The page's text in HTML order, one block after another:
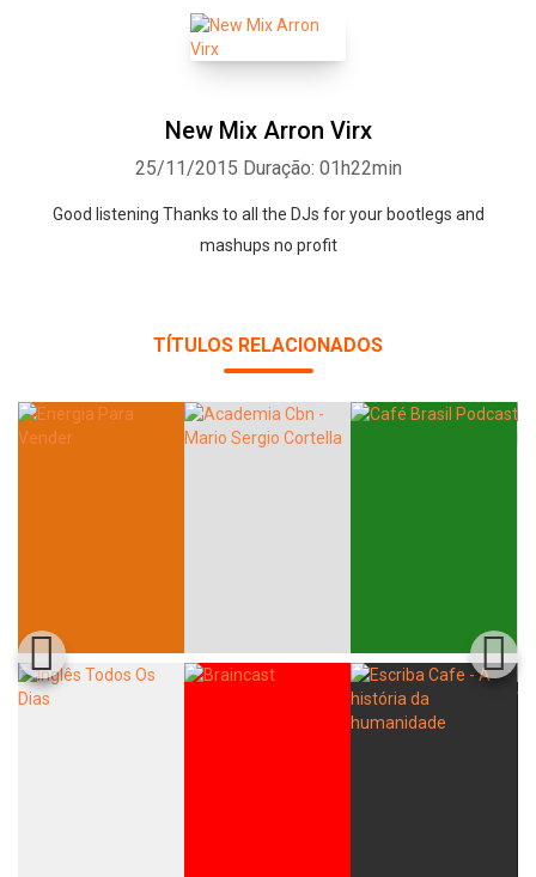
New Mix Arron Virx
25/11/2015 Duração: 01h22min
Good listening Thanks to all the DJs for your bootlegs and
mashups no profit
TÍTULOS RELACIONADOS